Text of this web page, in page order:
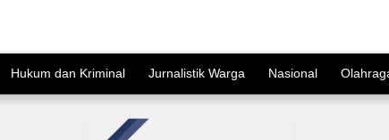
Hukum dan Kriminal Jurnalistik Warga Nasional